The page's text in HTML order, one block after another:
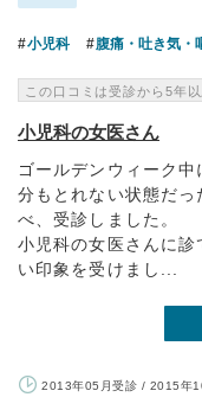
小児科 腹痛・吐き気・
この口コミは受診から5年
小児科の女医さん
ゴールデンウィーク
分もとれない状態だっ
べ、受診しました。
小児科の女医さんに診
い印象を受けまし...
2013年05月受診 / 2015年